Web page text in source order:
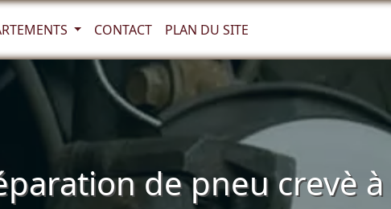
CONTACT PLAN DU SITE
de pneu crevè à